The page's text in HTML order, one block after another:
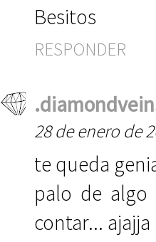
Besitos
RESPONDER
28 de enero de
te queda
palo de algo
contar...